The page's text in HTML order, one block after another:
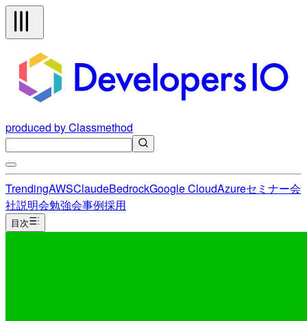
produced by Classmethod
TrendingAWSClaudeBedrockGoogle CloudAzureセミナー会
社説明会勉強会事例採用
目次